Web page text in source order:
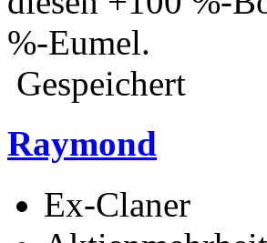
%-Eumel.
Gespeichert
Raymond
Ex-Claner